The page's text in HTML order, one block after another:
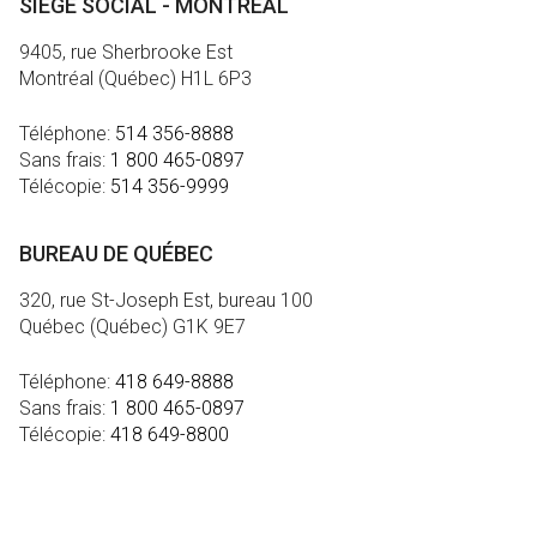
SIÈGE SOCIAL - MONTRÉAL
9405, rue Sherbrooke Est
Montréal (Québec) H1L 6P3
Téléphone: 514 356-8888
Sans frais: 1 800 465-0897
Télécopie: 514 356-9999
BUREAU DE QUÉBEC
320, rue St-Joseph Est, bureau 100
Québec (Québec) G1K 9E7
Téléphone: 418 649-8888
Sans frais: 1 800 465-0897
Télécopie: 418 649-8800